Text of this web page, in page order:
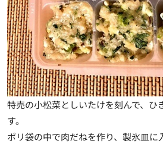
特売の小松菜としいたけを刻んで、ひ
す。
ポリ袋の中で肉だねを作り、製氷皿